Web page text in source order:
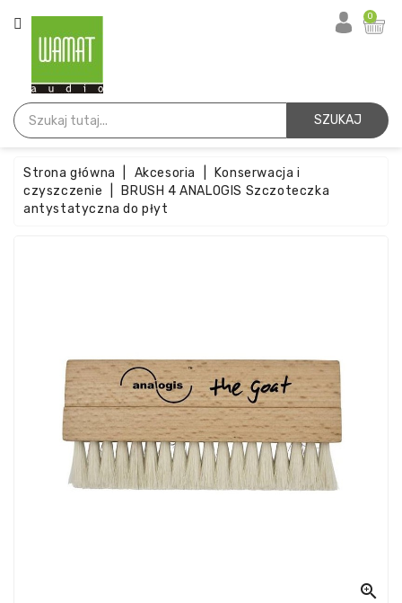
KATEGORIA
Główna
Igły
Wkładki
Paski
0
SZUKAJ
Strona główna Akcesoria
Konserwacja i
czyszczenie
BRUSH 4 ANALOGIS Szczoteczka
antystatyczna do płyt
